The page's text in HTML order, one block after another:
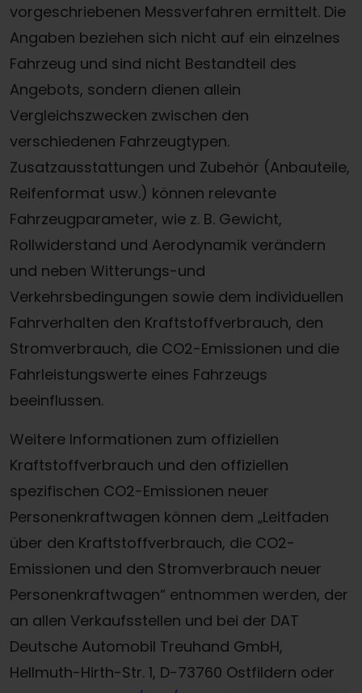
vorgeschriebenen Messverfahren ermittelt. Die
Angaben beziehen sich nicht auf ein einzelnes
Fahrzeug und sind nicht Bestandteil des
Angebots, sondern dienen allein
Vergleichszwecken zwischen den
verschiedenen Fahrzeugtypen.
Zusatzausstattungen und Zubehör (Anbauteile,
Reifenformat usw.) können relevante
Fahrzeugparameter, wie z. B. Gewicht,
Rollwiderstand und Aerodynamik verändern
und neben Witterungs-und
Verkehrsbedingungen sowie dem individuellen
Fahrverhalten den Kraftstoffverbrauch, den
Stromverbrauch, die CO2-Emissionen und die
Fahrleistungswerte eines Fahrzeugs
beeinflussen.
Weitere Informationen zum offiziellen
Kraftstoffverbrauch und den offiziellen
spezifischen CO2-Emissionen neuer
Personenkraftwagen können dem „Leitfaden
über den Kraftstoffverbrauch, die CO2-
Emissionen und den Stromverbrauch neuer
Personenkraftwagen“ entnommen werden, der
an allen Verkaufsstellen und bei der DAT
Deutsche Automobil Treuhand GmbH,
Hellmuth-Hirth-Str. 1, D-73760 Ostfildern oder
Termin online buchen
Zum Kontaktformular